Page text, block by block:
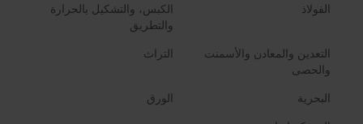
الفولاذ
الكبس، والتشكيل بالحرارة
والتطريق
التعدين والمعادن والأسمنت
والحصى
التراث
البحرية
الورق